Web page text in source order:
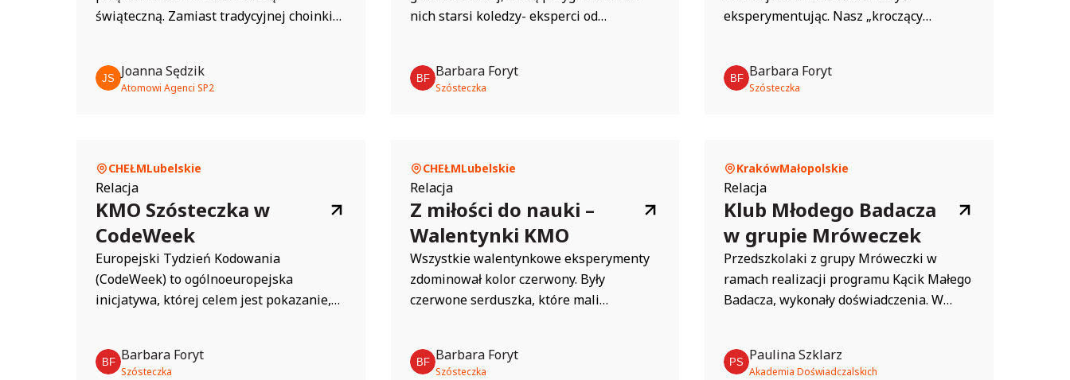
świąteczną. Zamiast tradycyjnej choinki
które tworzą kształt drzewka. Ozdoby
wykonano z symboli pierwiastków
charakter. Projekt pokazuje, że nauka
może być kreatywna i estetyczna,...
Joanna Sędzik
Atomowi Agenci SP2
nich starsi koledzy- eksperci od
rośliny ukryte w woreczkach: kwiat i liść
mrówki, pszczoły i żuka kowala.
Barbara Foryt
Szósteczka
eksperymentując. Nasz „kroczący
pokazał, że przed nami wiele wyzwań, ale
zabawa badawcza i...
Barbara Foryt
Szósteczka
CHEŁMLubelskie
Relacja
KMO Szósteczka w
CodeWeek
Europejski Tydzień Kodowania
(CodeWeek) to ogólnoeuropejska
inicjatywa, której celem jest pokazanie,
bez względu na wiek czy posiadane
Barbara Foryt
Szósteczka
CHEŁMLubelskie
Relacja
Z miłości do nauki –
Walentynki KMO
Wszystkie walentynkowe eksperymenty
zdominował kolor czerwony. Były
czerwone serduszka, które mali
Uwielbiany eksperyment z serduszkami,...
Barbara Foryt
Szósteczka
KrakówMałopolskie
Relacja
Klub Młodego Badacza
w grupie Mróweczek
Przedszkolaki z grupy Mróweczki w
ramach realizacji programu Kącik Małego
Badacza, wykonały doświadczenia. W
samodzielnie przygotowały nasycony
Paulina Szklarz
Akademia Doświadczalskich